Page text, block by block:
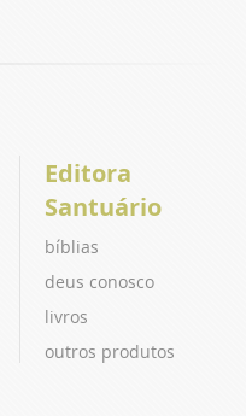
Editora
Santuário
bíblias
deus conosco
livros
outros produtos